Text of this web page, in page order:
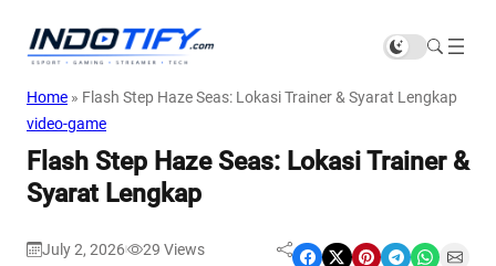
Home » Flash Step Haze Seas: Lokasi Trainer & Syarat Lengkap
video-game
Flash Step Haze Seas: Lokasi Trainer &
Syarat Lengkap
July 2, 2026 29 Views Share on Facebook Share on X Share on Pinterest Share on Telegram Share on WhatsApp Share on Email